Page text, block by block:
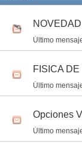
NOVEDAD
Último
FISICA
Último
Opciones
Último